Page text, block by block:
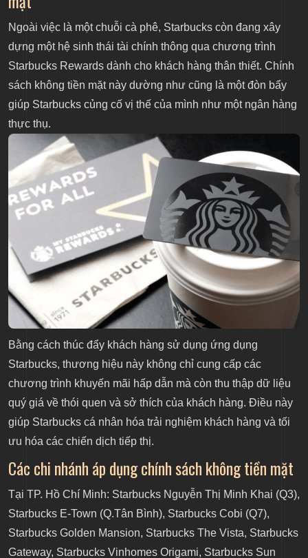
Ngoài việc là một chuỗi cà phê, Starbucks còn đang xây
dựng một hệ sinh thái tài chính thông qua chương trình
Starbucks Rewards dành cho khách hàng thân thiết. Chính
sách không tiền mặt này dường như cũng là một đòn bẩy
giúp Starbucks củng cố vị thế của mình như một ngân hàng
thực thụ.
Bằng cách thúc đẩy khách hàng sử dụng ứng dụng
Starbucks, thương hiệu này không chỉ cung cấp các
chương trình khuyến mãi hấp dẫn mà còn thu thập dữ liệu
quý giá về thói quen và sở thích của khách hàng. Điều này
giúp Starbucks cá nhân hóa trải nghiệm khách hàng và tối
ưu hóa các chiến dịch tiếp thị.
Các chi nhánh áp dụng chính sách không tiền mặt
Tại TP. Hồ Chí Minh: Starbucks Nguyễn Thị Minh Khai (Q3),
Starbucks E-Town (Q.Tân Bình), Starbucks Cobi (Q7),
Starbucks Golden Mansion, Starbucks The Vista, Starbucks
Gateway, Starbucks Vinhomes Origami, Starbucks Sun